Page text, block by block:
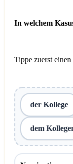
In welchem
Tippe zuerst
der Kollege
dem